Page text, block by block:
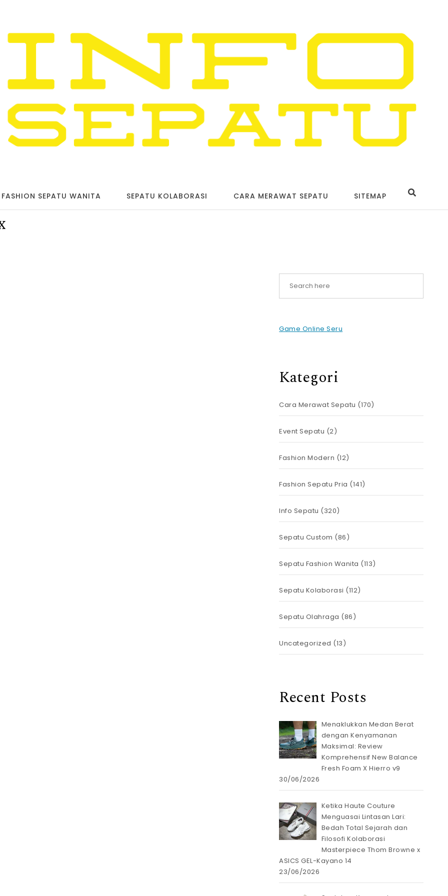
FASHION SEPATU WANITA SEPATU KOLABORASI CARA MERAWAT SEPATU SITEMAP
Game Online Seru
Kategori
Cara Merawat Sepatu (170)
Event Sepatu (2)
Fashion Modern (12)
Fashion Sepatu Pria (141)
Info Sepatu (320)
Sepatu Custom (86)
Sepatu Fashion Wanita (113)
Sepatu Kolaborasi (112)
Sepatu Olahraga (86)
Uncategorized (13)
Recent Posts
Menaklukkan Medan Berat
dengan Kenyamanan
Maksimal: Review
Komprehensif New Balance
Fresh Foam X Hierro v9
30/06/2026
Ketika Haute Couture
Menguasai Lintasan Lari:
Bedah Total Sejarah dan
Filosofi Kolaborasi
Masterpiece Thom Browne x
ASICS GEL-Kayano 14
23/06/2026